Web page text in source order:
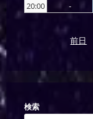
20:00
-
前日
検索